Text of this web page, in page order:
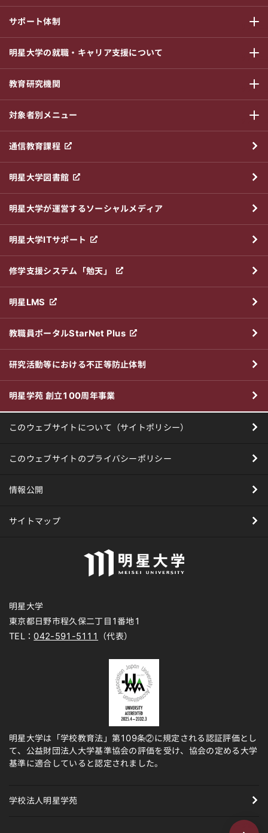
ページの先頭
サポート体制
サブメニ
明星大学の就職・キャリア支援について
サブメニ
教育研究機関
サブメニ
対象者別メニュー
サブメニ
通信教育課程
明星大学図書館
明星大学が運営するソーシャルメディア
明星大学ITサポート
修学支援システム「勉天」
明星LMS
教職員ポータルStarNet Plus
研究活動等における不正等防止体制
明星学苑 創立100周年事業
このウェブサイトについて（サイトポリシー）
このウェブサイトのプライバシーポリシー
情報公開
サイトマップ
明星大学
東京都日野市程久保二丁目1番地1
TEL： 042-591-5111 （代表）
明星大学は「学校教育法」第109条②に規定される認証評価とし
て、公益財団法人大学基準協会の評価を受け、協会の定める大学
基準に適合していると認定されました。
学校法人明星学苑